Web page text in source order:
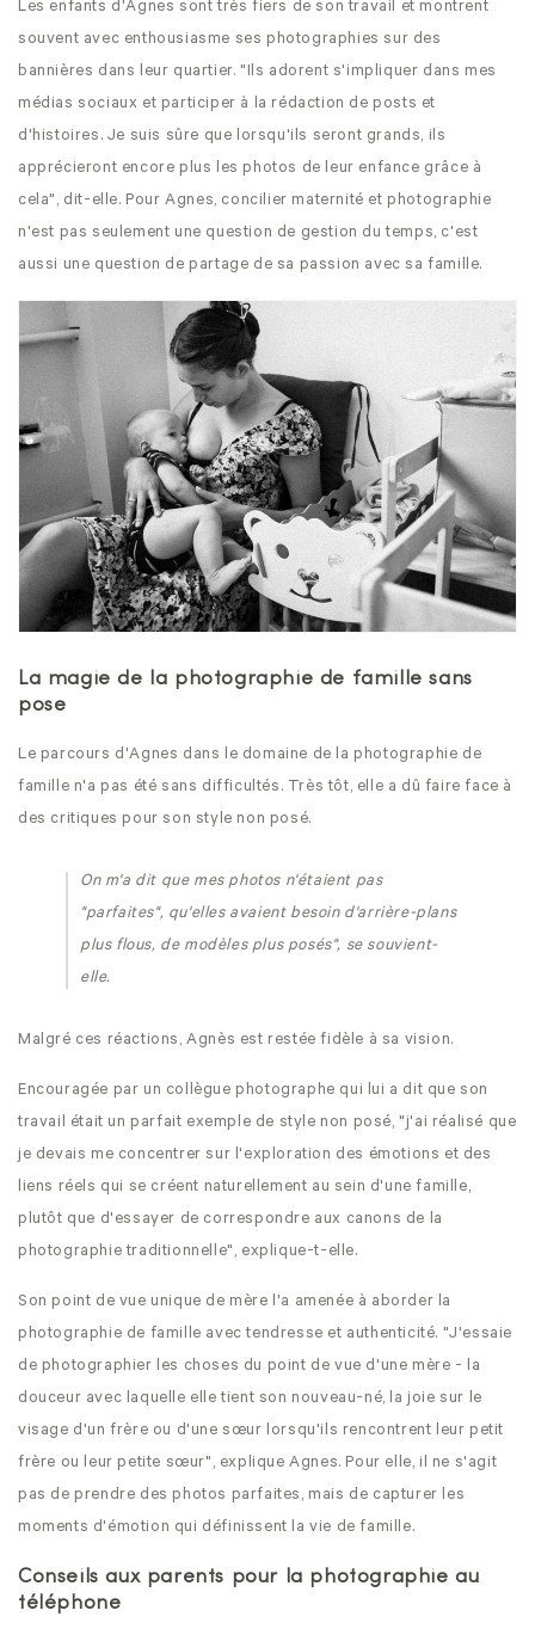
Les enfants d'Agnes sont très fiers de son travail et montrent
souvent avec enthousiasme ses photographies sur des
bannières dans leur quartier. "Ils adorent s'impliquer dans mes
médias sociaux et participer à la rédaction de posts et
d'histoires. Je suis sûre que lorsqu'ils seront grands, ils
apprécieront encore plus les photos de leur enfance grâce à
cela", dit-elle. Pour Agnes, concilier maternité et photographie
n'est pas seulement une question de gestion du temps, c'est
aussi une question de partage de sa passion avec sa famille.
La magie de la photographie de famille sans
pose
Le parcours d'Agnes dans le domaine de la photographie de
famille n'a pas été sans difficultés. Très tôt, elle a dû faire face à
des critiques pour son style non posé.
On m'a dit que mes photos n'étaient pas
"parfaites", qu'elles avaient besoin d'arrière-plans
plus flous, de modèles plus posés", se souvient-
elle.
Malgré ces réactions, Agnès est restée fidèle à sa vision.
Encouragée par un collègue photographe qui lui a dit que son
travail était un parfait exemple de style non posé, "j'ai réalisé que
je devais me concentrer sur l'exploration des émotions et des
liens réels qui se créent naturellement au sein d'une famille,
plutôt que d'essayer de correspondre aux canons de la
photographie traditionnelle", explique-t-elle.
Son point de vue unique de mère l'a amenée à aborder la
photographie de famille avec tendresse et authenticité. "J'essaie
de photographier les choses du point de vue d'une mère - la
douceur avec laquelle elle tient son nouveau-né, la joie sur le
visage d'un frère ou d'une sœur lorsqu'ils rencontrent leur petit
frère ou leur petite sœur", explique Agnes. Pour elle, il ne s'agit
pas de prendre des photos parfaites, mais de capturer les
moments d'émotion qui définissent la vie de famille.
Conseils aux parents pour la photographie au
téléphone